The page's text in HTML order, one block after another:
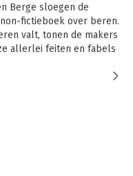
Berge sloegen de
fictieboek over beren.
valt, tonen de makers
allerlei feiten en fabels
op de wereld. Je
dat beest kennen we
misverstand. Want het
en verkeerde
juist geen sukkel, is